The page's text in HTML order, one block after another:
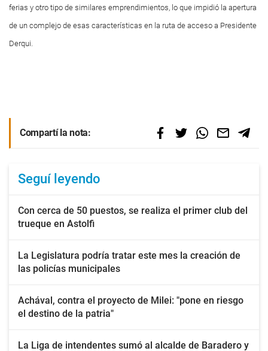
ferias y otro tipo de similares emprendimientos, lo que impidió la apertura
de un complejo de esas características en la ruta de acceso a Presidente
Derqui.
Compartí la nota:
Seguí leyendo
Con cerca de 50 puestos, se realiza el primer club del
trueque en Astolfi
La Legislatura podría tratar este mes la creación de
las policías municipales
Achával, contra el proyecto de Milei: "pone en riesgo
el destino de la patria"
La Liga de intendentes sumó al alcalde de Baradero y